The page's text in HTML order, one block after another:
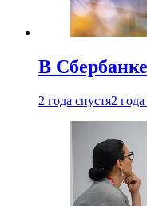
В
2 года спустя2